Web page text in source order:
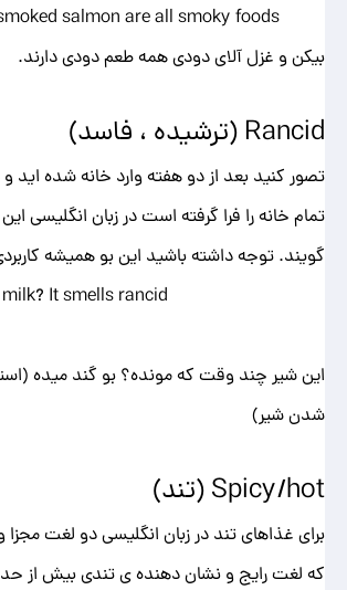
salmon are all smoky foods
بیکن و غزل آلای دودی همه طعم دودی دارند.
Rancid (ترشیده ، فاسد)
تصور کنید بعد از دو هفته وارد خانه شده اید
گویند. توجه داشته باشید این بو همیشه
It smells rancid
این شیر چند وقت که مونده؟ بو گند میده
شدن شیر)
Spicy/hot (تند)
که لغت رایج و نشان دهنده ی تندی بیش از